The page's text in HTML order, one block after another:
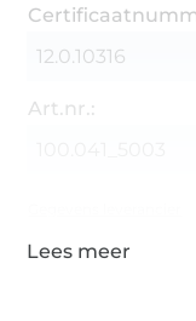
12.0.10316
Art.nr.: